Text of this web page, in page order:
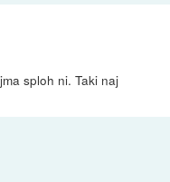
sploh ni. Taki naj